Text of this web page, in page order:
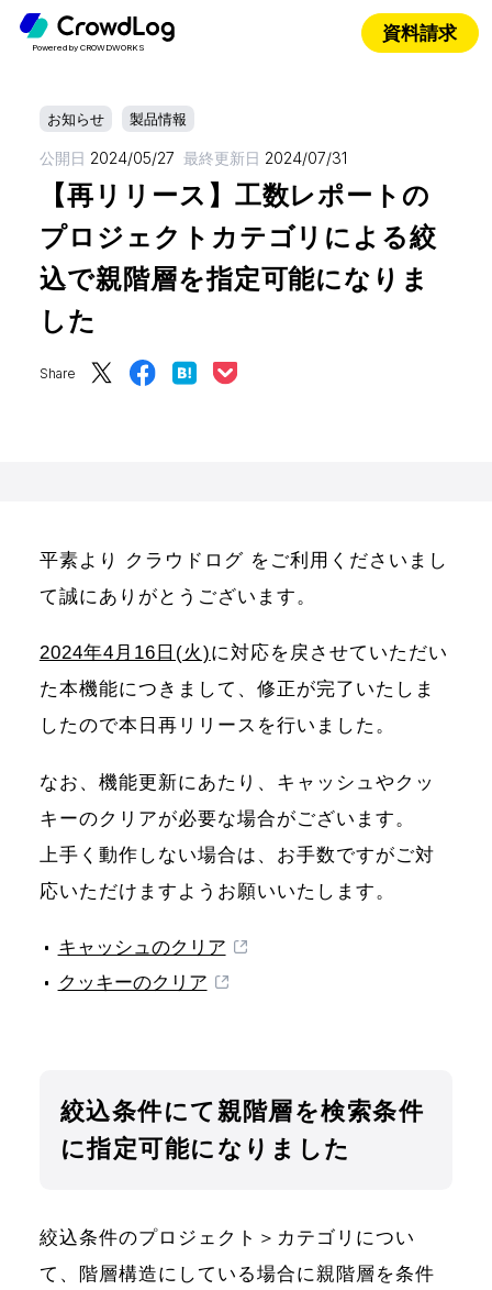
Powered by CROWDWORKS
資料請求
お知らせ 製品情報
公開日 2024/05/27 最終更新日 2024/07/31
【再リリース】工数レポートの
プロジェクトカテゴリによる絞
込で親階層を指定可能になりま
した
Share
平素より クラウドログ をご利用くださいまし
て誠にありがとうございます。
2024年4月16日(火)に対応を戻させていただい
た本機能につきまして、修正が完了いたしま
したので本日再リリースを行いました。
なお、機能更新にあたり、キャッシュやクッ
キーのクリアが必要な場合がございます。
上手く動作しない場合は、お手数ですがご対
応いただけますようお願いいたします。
キャッシュのクリア
クッキーのクリア
絞込条件にて親階層を検索条件
に指定可能になりました
絞込条件のプロジェクト＞カテゴリについ
て、階層構造にしている場合に親階層を条件